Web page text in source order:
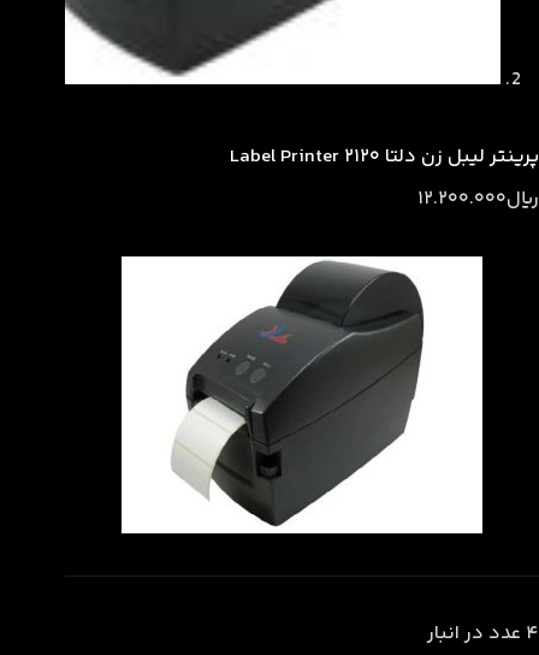
پرینتر لیبل زن دلتا 2120 Label Printer
﷼12.200.000
4 عدد در انبار